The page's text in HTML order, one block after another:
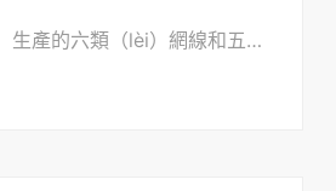
網線廠家（jiā）生產的六類（lèi）網線和五類網線的內部結（jié）構不同，六類（lèi）網線內（nèi）部結構增加（jiā）了十字骨架（jià），將雙絞（jiǎo）線的四對線（xiàn）纜分別置於十字骨架的四個凹槽（cáo）內，電纜中央的十字（zì）骨架隨長度的變化而…